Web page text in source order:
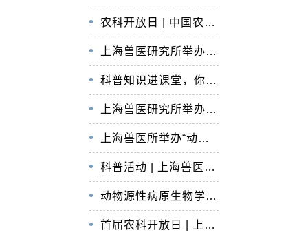
农科开放日 | 中国农业科学院上海兽医研究所邀你探秘动物科学！
上海兽医研究所举办“探索生物奥秘，绿色健康生活”第六届农科开放日活动
科普知识进课堂，你问我答种梦想
上海兽医研究所举办“关爱动物与人类健康 科技科普惠民”农科开放日科普活动
上海兽医所举办“动物科学与人类健康”农科开放日科普活动
科普活动 | 上海兽医所第二届农科开放日活动
动物源性病原生物学与食品安全团队举办“食品安全在行动”公益活动
首届农科开放日 | 上海兽医研究所科普活动